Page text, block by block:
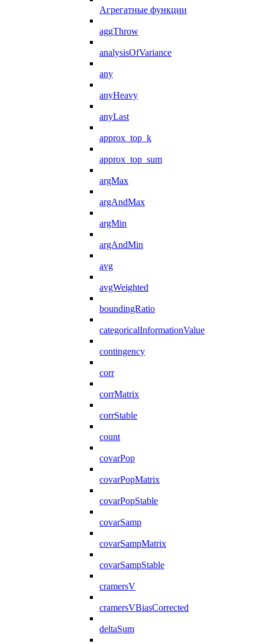
Агрегатные функции
aggThrow
analysisOfVariance
any
anyHeavy
anyLast
approx_top_k
approx_top_sum
argMax
argAndMax
argMin
argAndMin
avg
avgWeighted
boundingRatio
categoricalInformationValue
contingency
corr
corrMatrix
corrStable
count
covarPop
covarPopMatrix
covarPopStable
covarSamp
covarSampMatrix
covarSampStable
cramersV
cramersVBiasCorrected
deltaSum